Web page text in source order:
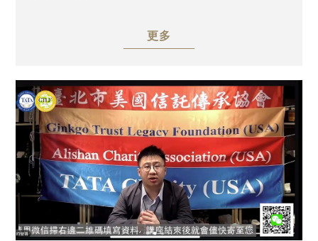
而在於是否能回應實務現場的真實需求。
本協會理事長 呂旭明會計師 之美國信託專書——
《美國信託與跨境傳承：因應臺灣CFC及全球
CRS首選方案》，
正是一部建立於實務經驗之上、適合長期參考的
跨境傳承工具書。
在 CFC 與 CRS 反避稅制度全面上路、以及高資
產家族財富持續跨境移轉的時代背景下，
「傳承籌劃」早已不再只是紙上理論，也不是可
以套用的統一模版，
更多